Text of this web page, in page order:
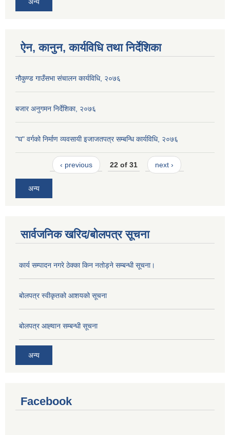
ऐन, कानुन, कार्यविधि तथा निर्देशिका
नौकुण्ड गाउँसभा संचालन कार्यविधि, २०७६
बजार अनुगमन निर्देशिका, २०७६
"घ" वर्गको निर्माण व्यवसायी इजाजतपत्र सम्बन्धि कार्यविधि, २०७६
‹ previous 22 of 31 next ›
अन्य
सार्वजनिक खरिद/बोलपत्र सूचना
कार्य सम्पादन नगरे ठेक्का किन नतोड्ने सम्बन्धी सूचना।
बोलपत्र स्वीकृतको आशयको सूचना
बोलपत्र आह्‍वान सम्बन्धी सूचना
अन्य
Facebook